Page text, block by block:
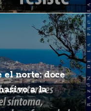
norte: doce
a la